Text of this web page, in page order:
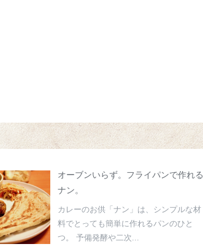
オーブンいらず。フライパンで作れる
ナン。
カレーのお供「ナン」は、シンプルな材
料でとっても簡単に作れるパンのひと
つ。 予備発酵や二次...